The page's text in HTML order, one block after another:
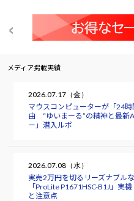
メディア掲載実績
2026.07.17（金）
マウスコンピューターが「24
由 “ゆいまーる”の精神と最新
ー」潜入ルポ
2026.07.08（水）
実売2万円を切るリーズナブル
「ProLite P1671HSC-B1J」
と注意点